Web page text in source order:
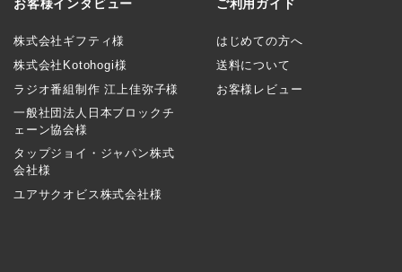
お客様インタビュー
株式会社ギフティ様
株式会社Kotohogi様
ラジオ番組制作 江上佳弥子様
一般社団法人日本ブロックチ
ェーン協会様
タップジョイ・ジャパン株式
会社様
ユアサクオビス株式会社様
ご利用ガイド
はじめての方へ
送料について
お客様レビュー